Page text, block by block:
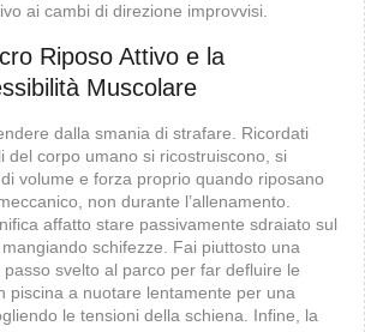
ai cambi di direzione improvvisi.
Riposo Attivo e la
Muscolare
dalla smania di strafare. Ricordati
del corpo umano si ricostruiscono, si
volume e forza proprio quando riposano
non durante l’allenamento.
affatto stare passivamente sdraiato sul
schifezze. Fai piuttosto una
svelto al parco per far defluire le
piscina a nuotare lentamente per una
le tensioni della schiena. Infine, la